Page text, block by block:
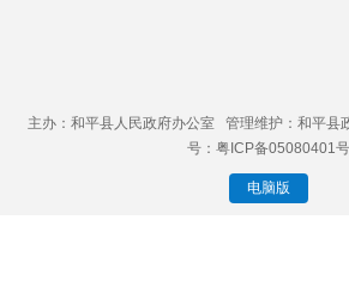
主办：和平县人民政府办公室 管理维护：和平
号：粤ICP备05080401号
电脑版